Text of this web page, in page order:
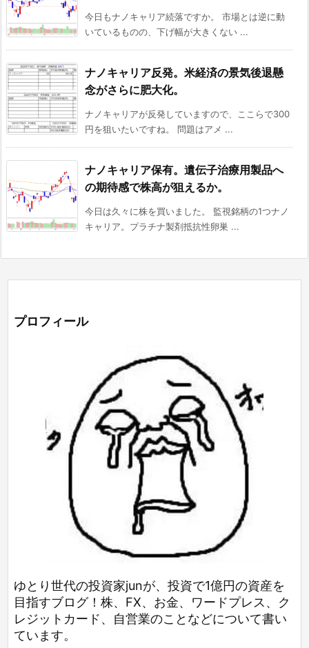
今日もナノキャリア続落ですか。 市場とは逆に動
いているものの、下げ幅が大きくない ...
ナノキャリア反発。米経済の景気後退懸
念がさらに肥大化。
ナノキャリアが反発していますので、ここらで300
円を狙いたいですね。 問題はアメ ...
ナノキャリア保有。遺伝子治療用製品へ
の期待感で株高が狙えるか。
今日は久々に株を買いました。 監視銘柄の1つナノ
キャリア。プラチナ製剤抵抗性卵巣 ...
プロフィール
ゆとり世代の投資家junが、投資で1億円の資産を
目指すブログ！株、FX、お金、ワードプレス、ク
レジットカード、自営業のことなどについて書い
ています。